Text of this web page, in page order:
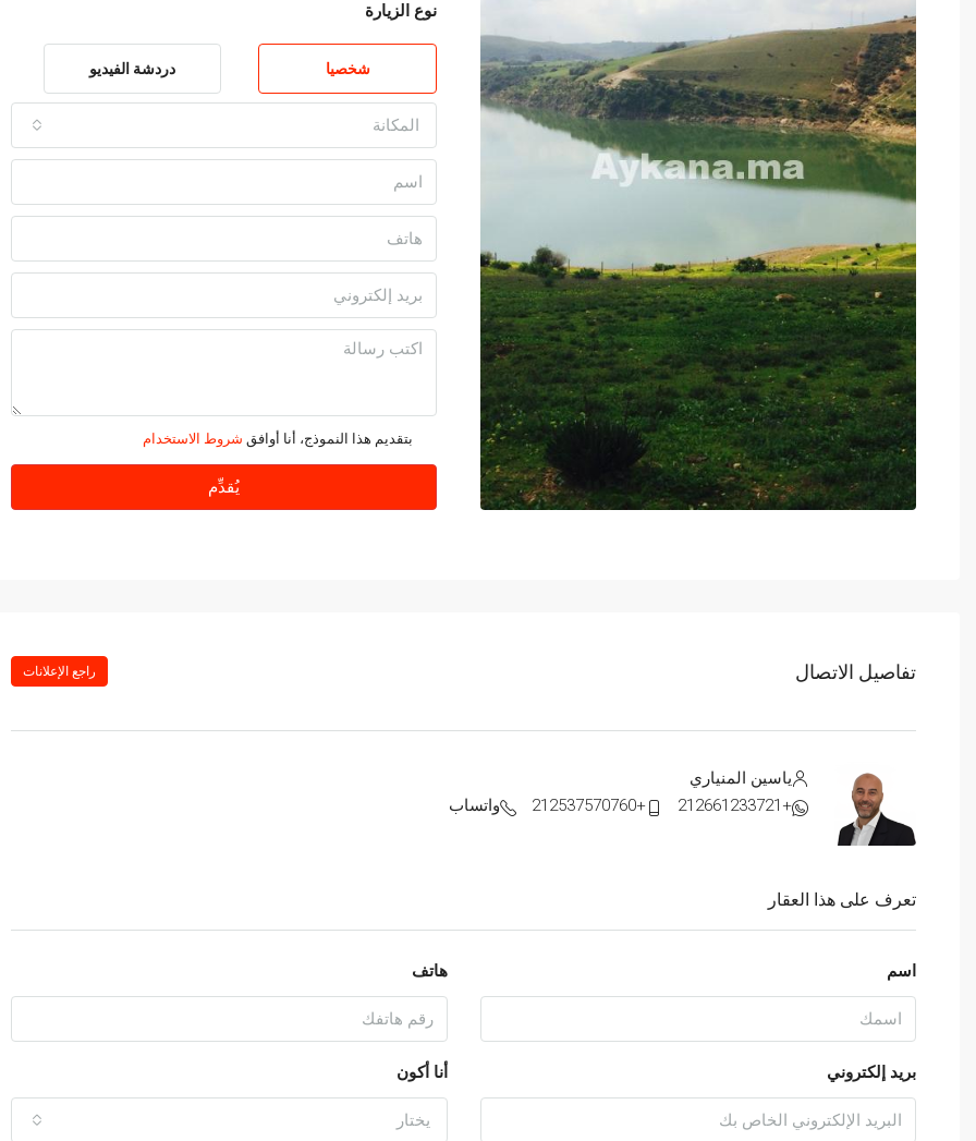
نوع الزيارة
شخصيا دردشة الفيديو
المكانة
بتقديم هذا النموذج، أنا أوافق شروط الاستخدام
يُقدِّم
تفاصيل الاتصال راجع الإعلانات
ياسين المنياري
+212537570760
+212661233721 واتساب
تعرف على هذا العقار
اسم هاتف
بريد إلكتروني أنا أكون
يختار